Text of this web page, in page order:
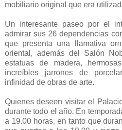
mobiliario original que era
Un interesante paseo por el
admirar sus 26 dependencias
que presenta una llamativa
oriental, además del Salón
estatuas de madera,
increíbles jarrones de
infinidad de obras de arte.
Quienes deseen visitar el
durante todo el año. En
a 19.00 horas, en tanto que